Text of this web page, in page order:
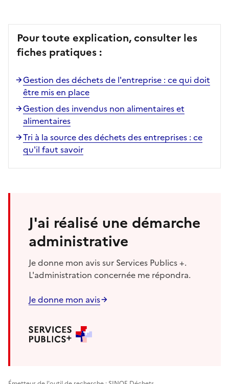
Pour toute explication, consulter les
fiches pratiques :
Gestion des déchets de l'entreprise : ce qui doit
être mis en place
Gestion des invendus non alimentaires et
alimentaires
Tri à la source des déchets des entreprises : ce
qu'il faut savoir
J'ai réalisé une démarche
administrative
Je donne mon avis sur Services Publics +.
L'administration concernée me répondra.
Je donne mon avis